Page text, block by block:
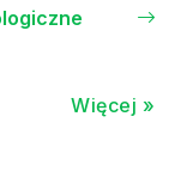
Więcej »